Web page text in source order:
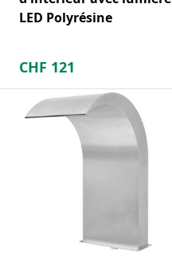
LED Polyrésine
CHF 121